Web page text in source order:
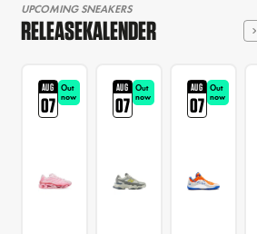
UPCOMING SNEAKERS
RELEASEKALENDER
AUG
07
Out
now
AUG
07
Out
now
AUG
07
Out
now